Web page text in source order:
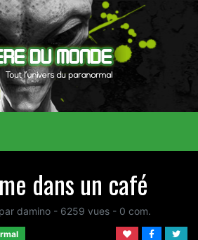
dans un café
par damino - 6259 vues - 0 com.